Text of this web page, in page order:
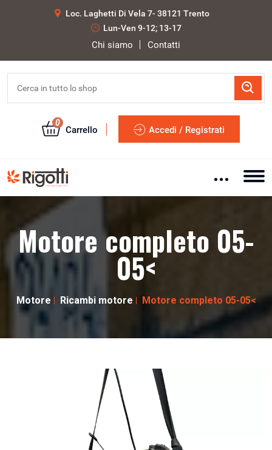
Loc. Laghetti Di Vela 7- 38121 Trento
Lun-Ven 9-12; 13-17
Chi siamo Contatti
0
Carrello Accedi / Registrati
Motore completo 05-
05<
Motore Ricambi motore Motore completo 05-05<